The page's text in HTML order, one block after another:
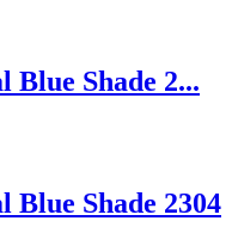
Blue Shade 2...
Blue Shade 2304